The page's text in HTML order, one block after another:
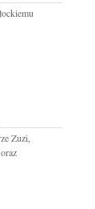
Zuzi,